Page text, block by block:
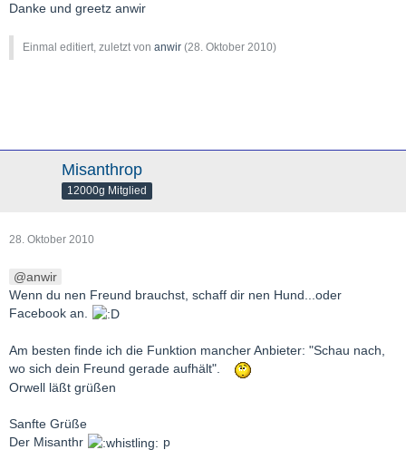
Danke und greetz anwir
Einmal editiert, zuletzt von anwir (28. Oktober 2010)
Misanthrop
12000g Mitglied
28. Oktober 2010
anwir
Wenn du nen Freund brauchst, schaff dir nen Hund...oder
Facebook an.
Am besten finde ich die Funktion mancher Anbieter: "Schau nach,
wo sich dein Freund gerade aufhält".
Orwell läßt grüßen
Sanfte Grüße
Der Misanthr
p